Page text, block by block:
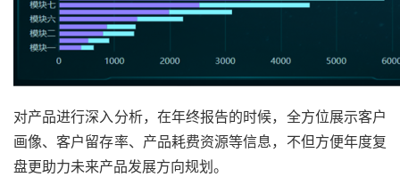
对产品进行深入分析，在年终报告的时候，全方位展示客户
画像、客户留存率、产品耗费资源等信息，不但方便年度复
盘更助力未来产品发展方向规划。